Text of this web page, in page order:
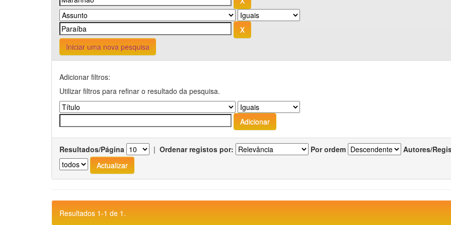
Iniciar uma nova pesquisa
Adicionar filtros:
Utilizar filtros para refinar o resultado da pesquisa.
Resultados/Página | Ordenar registos por: Por ordem Autores/
Resultados 1-1 de 1.